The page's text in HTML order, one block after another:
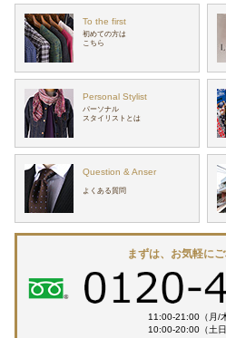
To the first
初めての方は
こちら
Personal Stylist
パーソナル
スタイリストとは
Question & Anser
よくある質問
まずは、お気軽に
11:00-21:00（月/
10:00-20:00（土日